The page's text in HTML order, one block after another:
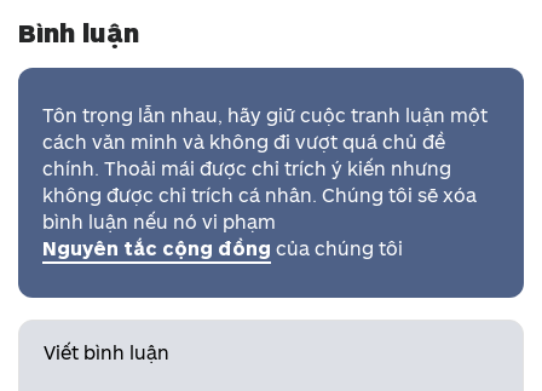
Bình luận
Tôn trọng lẫn nhau, hãy giữ cuộc tranh luận một
cách văn minh và không đi vượt quá chủ đề
chính. Thoải mái được chỉ trích ý kiến nhưng
không được chỉ trích cá nhân. Chúng tôi sẽ xóa
bình luận nếu nó vi phạm
Nguyên tắc cộng đồng của chúng tôi